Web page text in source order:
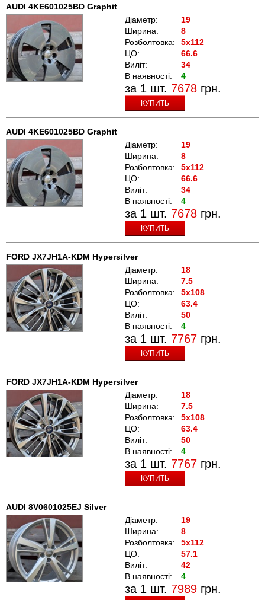
AUDI 4KE601025BD Graphit
Діаметр:
19
Ширина:
8
Розболтовка:
5x112
ЦО:
66.6
Виліт:
34
В наявності:
4
за 1 шт. 7678 грн.
КУПИТЬ
AUDI 4KE601025BD Graphit
Діаметр:
19
Ширина:
8
Розболтовка:
5x112
ЦО:
66.6
Виліт:
34
В наявності:
4
за 1 шт. 7678 грн.
КУПИТЬ
FORD JX7JH1A-KDM Hypersilver
Діаметр:
18
Ширина:
7.5
Розболтовка:
5x108
ЦО:
63.4
Виліт:
50
В наявності:
4
за 1 шт. 7767 грн.
КУПИТЬ
FORD JX7JH1A-KDM Hypersilver
Діаметр:
18
Ширина:
7.5
Розболтовка:
5x108
ЦО:
63.4
Виліт:
50
В наявності:
4
за 1 шт. 7767 грн.
КУПИТЬ
AUDI 8V0601025EJ Silver
Діаметр:
19
Ширина:
8
Розболтовка:
5x112
ЦО:
57.1
Виліт:
42
В наявності:
4
за 1 шт. 7989 грн.